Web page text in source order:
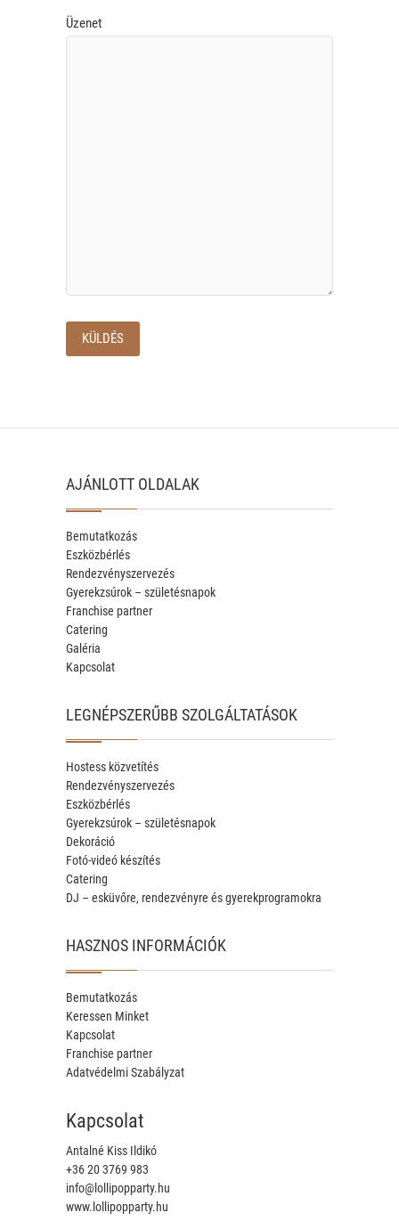
Üzenet
AJÁNLOTT OLDALAK
Bemutatkozás
Eszközbérlés
Rendezvényszervezés
Gyerekzsúrok – születésnapok
Franchise partner
Catering
Galéria
Kapcsolat
LEGNÉPSZERŰBB SZOLGÁLTATÁSOK
Hostess közvetítés
Rendezvényszervezés
Eszközbérlés
Gyerekzsúrok – születésnapok
Dekoráció
Fotó-videó készítés
Catering
DJ – esküvőre, rendezvényre és gyerekprogramokra
HASZNOS INFORMÁCIÓK
Bemutatkozás
Keressen Minket
Kapcsolat
Franchise partner
Adatvédelmi Szabályzat
Kapcsolat
Antalné Kiss Ildikó
+36 20 3769 983
info@lollipopparty.hu
www.lollipopparty.hu